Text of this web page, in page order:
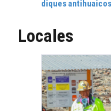
diques
Locales